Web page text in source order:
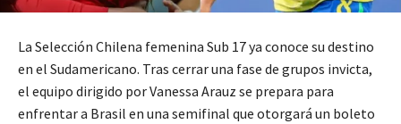
La Selección Chilena femenina Sub 17 ya conoce su destino
en el Sudamericano. Tras cerrar una fase de grupos invicta,
el equipo dirigido por Vanessa Arauz se prepara para
enfrentar a Brasil en una semifinal que otorgará un boleto